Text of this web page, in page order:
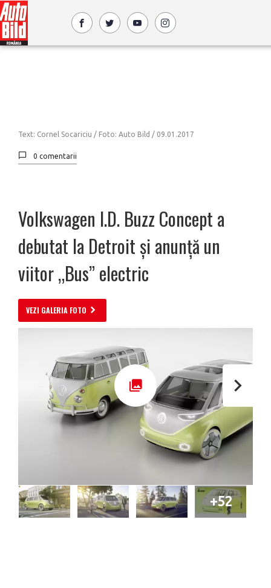
Text: Cornel Socariciu / Foto: Auto Bild / 09.01.2017
0 comentarii
Volkswagen I.D. Buzz Concept a
debutat la Detroit și anunță un
viitor „Bus” electric
VEZI GALERIA FOTO
+52